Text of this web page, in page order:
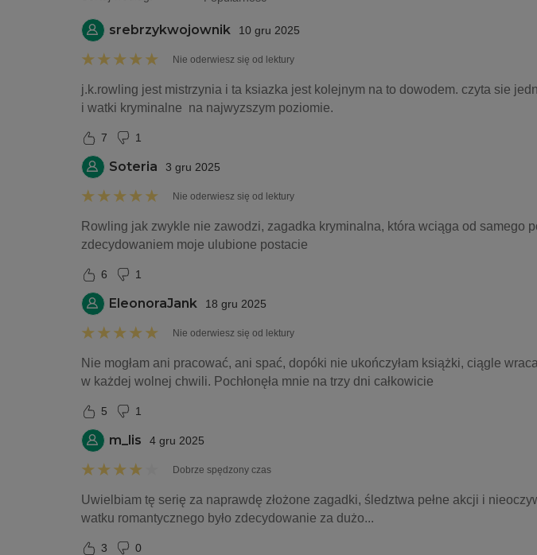
srebrzykwojownik 10 gru 2025
Nie oderwiesz się od lektury
j.k.rowling jest mistrzynia i ta ksiazka jest kolejnym na to dowodem. czyta sie
i watki kryminalne  na najwyzszym poziomie.
7 1
Soteria 3 gru 2025
Nie oderwiesz się od lektury
Rowling jak zwykle nie zawodzi, zagadka kryminalna, która wciąga od samego
zdecydowaniem moje ulubione postacie
6 1
EleonoraJank 18 gru 2025
Nie oderwiesz się od lektury
Nie mogłam ani pracować, ani spać, dopóki nie ukończyłam książki, ciągle
w każdej wolnej chwili. Pochłonęła mnie na trzy dni całkowicie
5 1
m_lis 4 gru 2025
Dobrze spędzony czas
Uwielbiam tę serię za naprawdę złożone zagadki, śledztwa pełne akcji i
watku romantycznego było zdecydowanie za dużo...
3 0